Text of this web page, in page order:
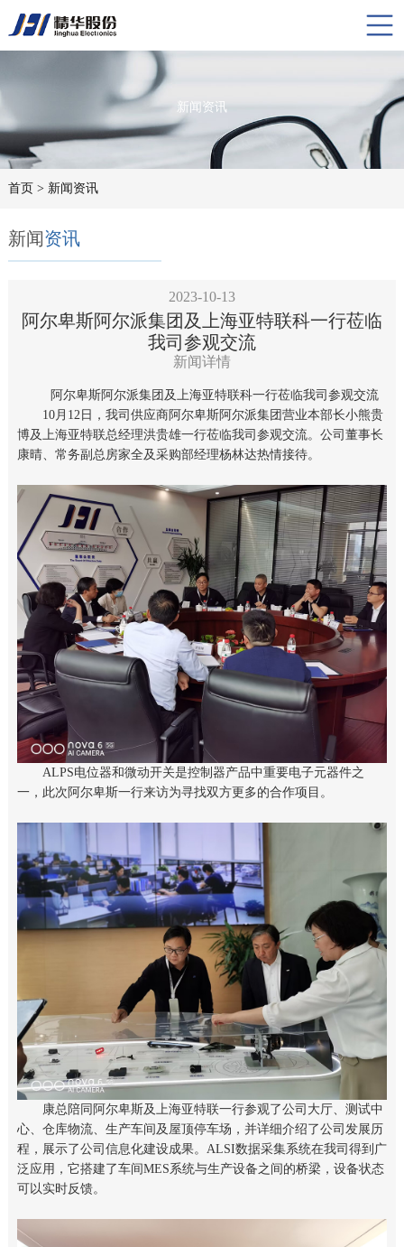
新闻资讯
首页 > 新闻资讯
新闻资讯
2023-10-13
阿尔卑斯阿尔派集团及上海亚特联科一行莅临
我司参观交流
新闻详情
阿尔卑斯阿尔派集团及上海亚特联科一行莅临我司参观交流
10月12日，我司供应商阿尔卑斯阿尔派集团营业本部长小熊贵
博及上海亚特联总经理洪贵雄一行莅临我司参观交流。公司董事长
康晴、常务副总房家全及采购部经理杨林达热情接待。
ALPS电位器和微动开关是控制器产品中重要电子元器件之
一，此次阿尔卑斯一行来访为寻找双方更多的合作项目。
康总陪同阿尔卑斯及上海亚特联一行参观了公司大厅、测试中
心、仓库物流、生产车间及屋顶停车场，并详细介绍了公司发展历
程，展示了公司信息化建设成果。ALSI数据采集系统在我司得到广
泛应用，它搭建了车间MES系统与生产设备之间的桥梁，设备状态
可以实时反馈。